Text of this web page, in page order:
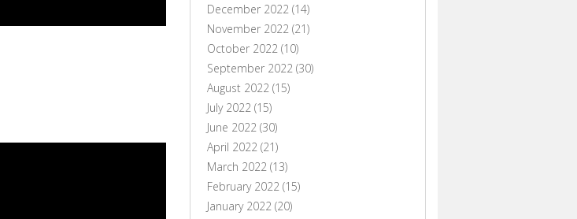
December 2022 (14)
November 2022 (21)
October 2022 (10)
September 2022 (30)
August 2022 (15)
July 2022 (15)
June 2022 (30)
April 2022 (21)
March 2022 (13)
February 2022 (15)
January 2022 (20)